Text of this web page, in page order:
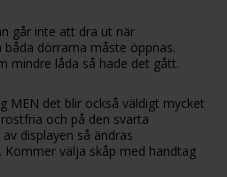
går inte att dra ut när
dörrarna måste öppnas.
mindre låda så hade det gått.
MEN det blir också väldigt mycket
och på den svarta
displayen så ändras
välja skåp med handtag